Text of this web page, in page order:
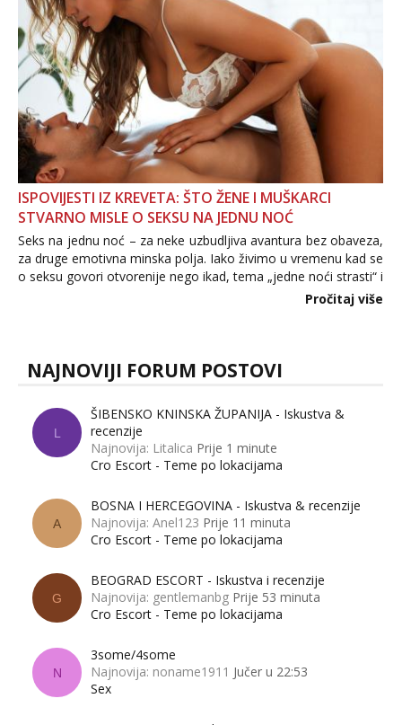
ISPOVIJESTI IZ KREVETA: ŠTO ŽENE I MUŠKARCI
STVARNO MISLE O SEKSU NA JEDNU NOĆ
Seks na jednu noć – za neke uzbudljiva avantura bez obaveza,
za druge emotivna minska polja. Iako živimo u vremenu kad se
o seksu govori otvorenije nego ikad, tema „jedne noći strasti“ i
dalje izaziva burne rasprave. Što zapravo misle žene, a što
Pročitaj više
NAJNOVIJI FORUM POSTOVI
L
ŠIBENSKO KNINSKA ŽUPANIJA - Iskustva &
recenzije
Najnovija: Litalica Prije 1 minute
Cro Escort - Teme po lokacijama
A
BOSNA I HERCEGOVINA - Iskustva & recenzije
Najnovija: Anel123 Prije 11 minuta
Cro Escort - Teme po lokacijama
G
BEOGRAD ESCORT - Iskustva i recenzije
Najnovija: gentlemanbg Prije 53 minuta
Cro Escort - Teme po lokacijama
N
3some/4some
Najnovija: noname1911 Jučer u 22:53
Sex